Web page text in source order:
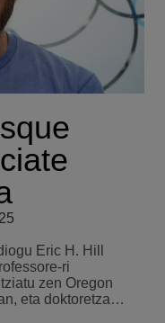
Eric H. Hill
ri
zen Oregon
eta doktoretza…